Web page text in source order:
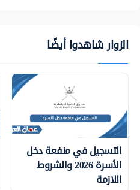
الزوار شاهدوا أيضًا
التسجيل في منفعة دخل
الأسرة 2026 والشروط
اللازمة